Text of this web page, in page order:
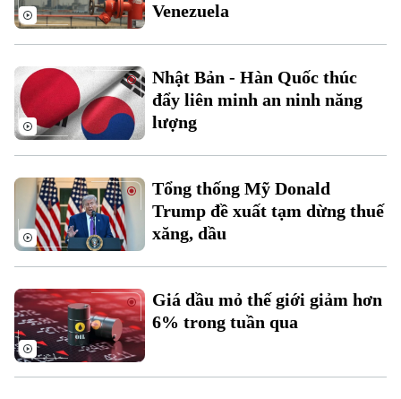
Chính trị
An ninh trật tự
Công nghệ
Nhịp sống Hà Nội
Người Hà Nội
Khoảnh khắc Hà Nội
Thế giới
Tin tức
Quân sự
Hồ sơ
Người Việt 4 phương
Kinh tế
Tin tức
Tài chính Ngân hàng
Doanh nghiệp
Nhà đất
Tin tức
Đầu tư
Đất đai
Kinh nghiệm
Tàu và Xe
Ô tô
Tàu
Xe máy
Thị trường
Giáo dục
Tuyển sinh
Hướng nghiệp
Tin tức
Sức khỏe
Y tế
Venezuela
Nhật Bản - Hàn Quốc thúc
đẩy liên minh an ninh năng
lượng
Tổng thống Mỹ Donald
Trump đề xuất tạm dừng thuế
xăng, dầu
Giá dầu mỏ thế giới giảm hơn
6% trong tuần qua